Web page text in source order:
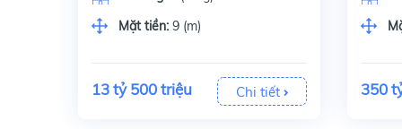
Mặt tiền: 9 (m)
13 tỷ 500 triệu Chi tiết 350